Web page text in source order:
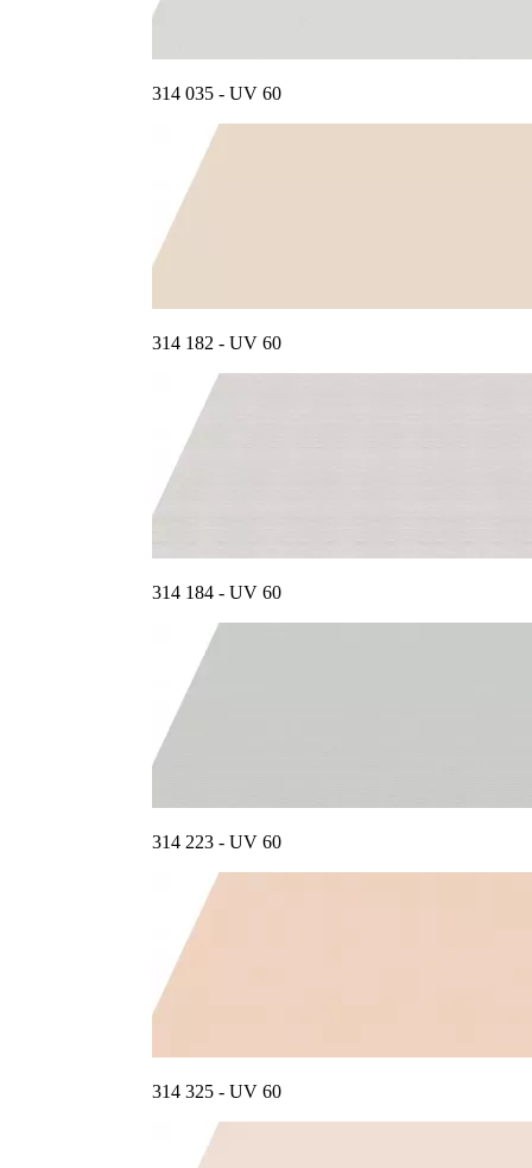
314 035 - UV 60
314 182 - UV 60
314 184 - UV 60
314 223 - UV 60
314 325 - UV 60